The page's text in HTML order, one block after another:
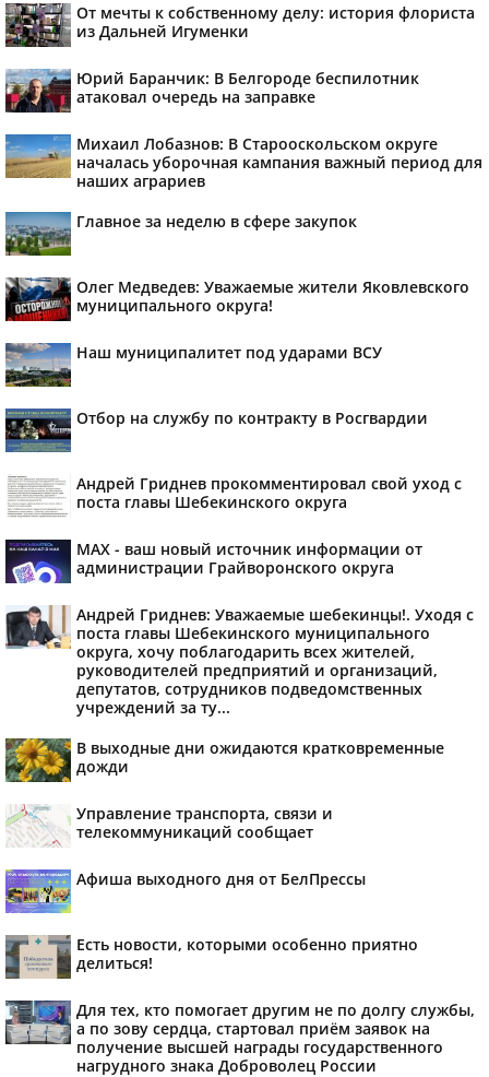
От мечты к собственному делу: история флориста
из Дальней Игуменки
Юрий Баранчик: В Белгороде беспилотник
атаковал очередь на заправке
Михаил Лобазнов: В Старооскольском округе
началась уборочная кампания важный период для
наших аграриев
Главное за неделю в сфере закупок
Олег Медведев: Уважаемые жители Яковлевского
муниципального округа!
Наш муниципалитет под ударами ВСУ
Отбор на службу по контракту в Росгвардии
Андрей Гриднев прокомментировал свой уход с
поста главы Шебекинского округа
MAX - ваш новый источник информации от
администрации Грайворонского округа
Андрей Гриднев: Уважаемые шебекинцы!. Уходя с
поста главы Шебекинского муниципального
округа, хочу поблагодарить всех жителей,
руководителей предприятий и организаций,
депутатов, сотрудников подведомственных
учреждений за ту...
В выходные дни ожидаются кратковременные
дожди
Управление транспорта, связи и
телекоммуникаций сообщает
Афиша выходного дня от БелПрессы
Есть новости, которыми особенно приятно
делиться!
Для тех, кто помогает другим не по долгу службы,
а по зову сердца, стартовал приём заявок на
получение высшей награды государственного
нагрудного знака Доброволец России